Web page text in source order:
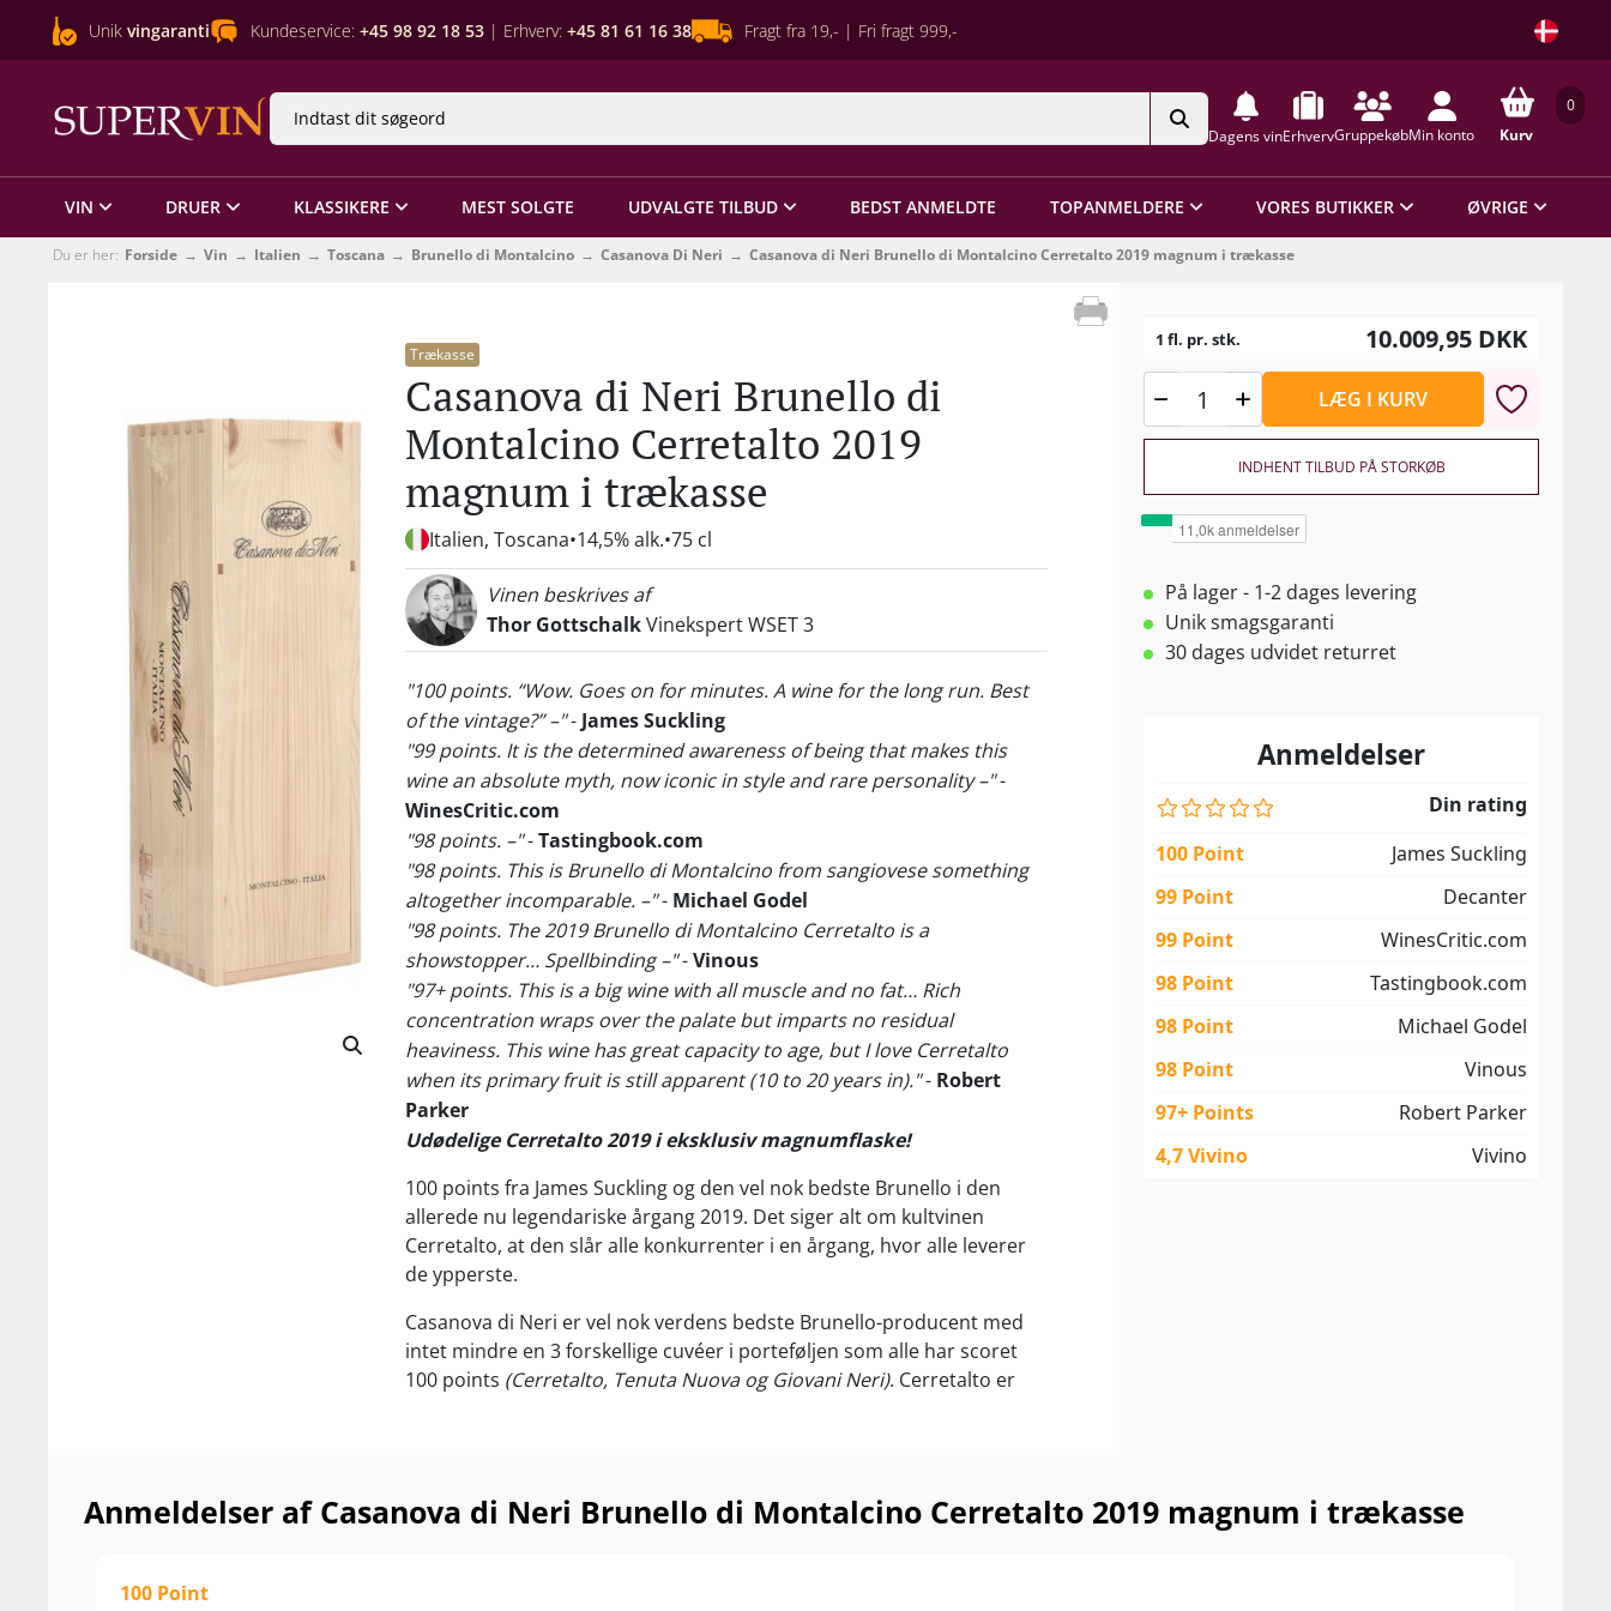
Unik vingaranti Kundeservice: +45 98 92 18 53 | Erhverv: +45 81 61 16 38 Fragt fra 19,- | Fri fragt 999,-
Dagens vinErhvervGruppekøbMin konto
0
Kurv
VIN DRUER KLASSIKERE MEST SOLGTE UDVALGTE TILBUD BEDST ANMELDTE TOPANMELDERE VORES BUTIKKER ØVRIGE
Du er her: Forside Vin Italien Toscana Brunello di Montalcino Casanova Di Neri Casanova di Neri Brunello di Montalcino Cerretalto 2019 magnum i trækasse
Trækasse
Casanova di Neri Brunello di
Montalcino Cerretalto 2019
magnum i trækasse
Italien, Toscana 14,5% alk. 75 cl
Vinen beskrives af
Thor GottschalkVinekspert WSET 3
"100 points. “Wow. Goes on for minutes. A wine for the long run. Best
of the vintage?” –"- James Suckling
"99 points. It is the determined awareness of being that makes this
wine an absolute myth, now iconic in style and rare personality –"-
WinesCritic.com
"98 points. –"-Tastingbook.com
"98 points. This is Brunello di Montalcino from sangiovese something
altogether incomparable. –"- Michael Godel
"98 points. The 2019 Brunello di Montalcino Cerretalto is a
showstopper… Spellbinding –"-Vinous
"97+ points. This is a big wine with all muscle and no fat… Rich
concentration wraps over the palate but imparts no residual
heaviness. This wine has great capacity to age, but I love Cerretalto
when its primary fruit is still apparent (10 to 20 years in)."- Robert
Parker
Udødelige Cerretalto 2019 i eksklusiv magnumflaske!
100 points fra James Suckling og den vel nok bedste Brunello i den
allerede nu legendariske årgang 2019. Det siger alt om kultvinen
Cerretalto, at den slår alle konkurrenter i en årgang, hvor alle leverer
de ypperste.
Casanova di Neri er vel nok verdens bedste Brunello-producent med
intet mindre en 3 forskellige cuvéer i porteføljen som alle har scoret
100 points (Cerretalto, Tenuta Nuova og Giovani Neri). Cerretalto er
Casanova di Neris flagskib. Kollektionen af perfekte anmeldelser
1 fl. pr. stk. 10.009,95 DKK
LÆG I KURV
INDHENT TILBUD PÅ STORKØB
På lager - 1-2 dages levering
Unik smagsgaranti
30 dages udvidet returret
Anmeldelser
Din rating
100 Point
James Suckling
99 Point
Decanter
99 Point
WinesCritic.com
98 Point
Tastingbook.com
98 Point
Michael Godel
98 Point
Vinous
97+ Points
Robert Parker
4,7 Vivino
Vivino
Anmeldelser af Casanova di Neri Brunello di Montalcino Cerretalto 2019 magnum i trækasse
100 Point